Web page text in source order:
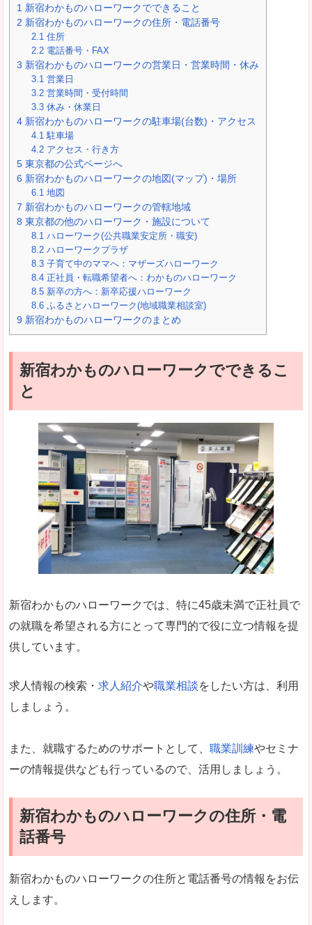
1 新宿わかものハローワークでできること
2 新宿わかものハローワークの住所・電話番号
2.1 住所
2.2 電話番号・FAX
3 新宿わかものハローワークの営業日・営業時間・休み
3.1 営業日
3.2 営業時間・受付時間
3.3 休み・休業日
4 新宿わかものハローワークの駐車場(台数)・アクセス
4.1 駐車場
4.2 アクセス・行き方
5 東京都の公式ページへ
6 新宿わかものハローワークの地図(マップ)・場所
6.1 地図
7 新宿わかものハローワークの管轄地域
8 東京都の他のハローワーク・施設について
8.1 ハローワーク(公共職業安定所・職安)
8.2 ハローワークプラザ
8.3 子育て中のママへ：マザーズハローワーク
8.4 正社員・転職希望者へ：わかものハローワーク
8.5 新卒の方へ：新卒応援ハローワーク
8.6 ふるさとハローワーク(地域職業相談室)
9 新宿わかものハローワークのまとめ
新宿わかものハローワークでできるこ
と
新宿わかものハローワークでは、特に45歳未満で正社員で
の就職を希望される方にとって専門的で役に立つ情報を提
供しています。
求人情報の検索・ 求人紹介や職業相談をしたい方は、利用
しましょう。
また、就職するためのサポートとして、 職業訓練やセミナ
ーの情報提供なども行っているので、活用しましょう。
新宿わかものハローワークの住所・電
話番号
新宿わかものハローワークの住所と電話番号の情報をお伝
えします。